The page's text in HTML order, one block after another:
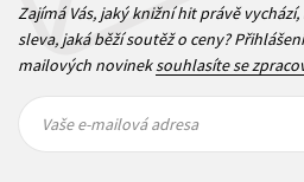
Zajímá Vás, jaký knižní hit právě
sleva, jaká běží soutěž o ceny?
mailových novineksouhlasíte se
mailová
mailová
Vaše e-mailová adresa